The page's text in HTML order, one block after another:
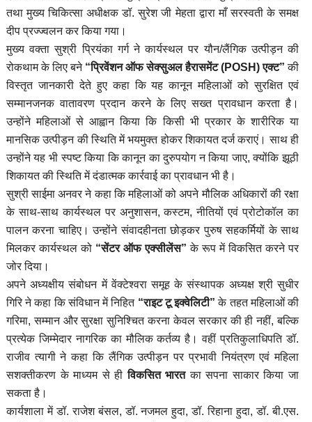
तथा मुख्य चिकित्सा अधीक्षक डॉ. सुरेश जी मेहता द्वारा माँ सरस्वती के समक्ष
दीप प्रज्ज्वलन कर किया गया।
मुख्य वक्ता सुश्री प्रियंका गर्ग ने कार्यस्थल पर यौन/लैंगिक उत्पीड़न की
रोकथाम के लिए बने “प्रिवेंशन ऑफ सेक्सुअल हैरासमेंट (POSH) एक्ट” की
विस्तृत जानकारी देते हुए कहा कि यह कानून महिलाओं को सुरक्षित एवं
सम्मानजनक वातावरण प्रदान करने के लिए सख्त प्रावधान करता है।
उन्होंने महिलाओं से आह्वान किया कि किसी भी प्रकार के शारीरिक या
मानसिक उत्पीड़न की स्थिति में भयमुक्त होकर शिकायत दर्ज कराएं। साथ ही
उन्होंने यह भी स्पष्ट किया कि कानून का दुरुपयोग न किया जाए, क्योंकि झूठी
शिकायत की स्थिति में दंडात्मक कार्रवाई का प्रावधान भी है।
सुश्री साईमा अनवर ने कहा कि महिलाओं को अपने मौलिक अधिकारों की रक्षा
के साथ-साथ कार्यस्थल पर अनुशासन, कस्टम, नीतियों एवं प्रोटोकॉल का
पालन करना चाहिए। उन्होंने संवादहीनता छोड़कर पुरुष सहकर्मियों के साथ
मिलकर कार्यस्थल को “सेंटर ऑफ एक्सीलेंस” के रूप में विकसित करने पर
जोर दिया।
अपने अध्यक्षीय संबोधन में वेंक्टेश्वरा समूह के संस्थापक अध्यक्ष श्री सुधीर
गिरि ने कहा कि संविधान में निहित “राइट टू इक्वेलिटी” के तहत महिलाओं की
गरिमा, सम्मान और सुरक्षा सुनिश्चित करना केवल सरकार की ही नहीं, बल्कि
प्रत्येक जिम्मेदार नागरिक का मौलिक कर्तव्य है। वहीं प्रतिकुलाधिपति डॉ.
राजीव त्यागी ने कहा कि लैंगिक उत्पीड़न पर प्रभावी नियंत्रण एवं महिला
सशक्तीकरण के माध्यम से हीविकसित भारतका सपना साकार किया जा
सकता है।
कार्यशाला में डॉ. राजेश बंसल, डॉ. नजमल हुदा, डॉ. रिहाना हुदा, डॉ. बी.एस.